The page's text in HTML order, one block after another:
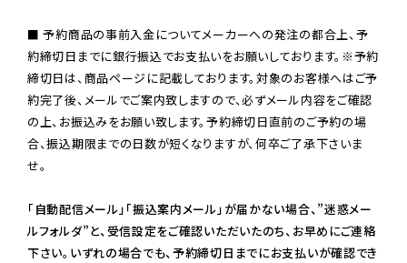
■ 予約商品の事前入金についてメーカーへの発注の都合上、予
約締切日までに銀行振込でお支払いをお願いしております。※予約
締切日は、商品ページに記載しております。対象のお客様へはご予
約完了後、メールでご案内致しますので、必ずメール内容をご確認
の上、お振込みをお願い致します。予約締切日直前のご予約の場
合、振込期限までの日数が短くなりますが、何卒ご了承下さいま
せ。
「自動配信メール」「振込案内メール」が届かない場合、”迷惑メー
ルフォルダ”と、受信設定をご確認いただいたのち、お早めにご連絡
下さい。いずれの場合でも、予約締切日までにお支払いが確認でき